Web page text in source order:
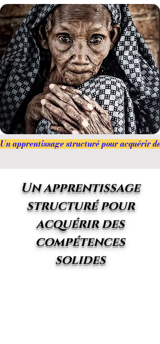
Un apprentissage structuré pour acquérir
Un apprentissage
structuré pour
acquérir des
compétences
solides